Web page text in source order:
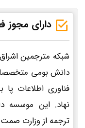
دارای مجوز
شبکه مترجمین
دانش بومی
فناوری اطلاعات
نهاد. این موسسه
ترجمه از وزارت